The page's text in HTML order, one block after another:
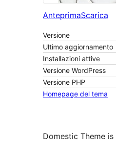
AnteprimaScarica
Versione
Ultimo aggiornamento
Installazioni attive
Versione WordPress
Versione PHP
Homepage del tema
Domestic Theme